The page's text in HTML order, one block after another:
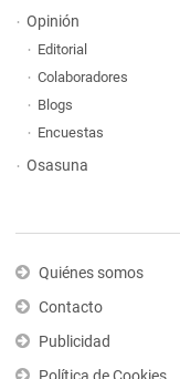
Opinión
Editorial
Colaboradores
Blogs
Encuestas
Osasuna
Quiénes somos
Contacto
Publicidad